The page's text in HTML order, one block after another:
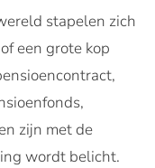
stapelen zich
een grote kop
zijn met de
wordt belicht.